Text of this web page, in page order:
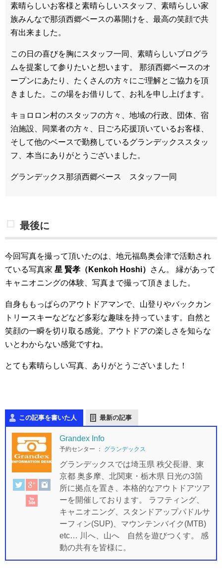
素晴らしいお客様と素晴らしいスタッフ、素晴らしい家
族みんなで那須西郷ベースの幕開けを、最高の笑顔で共
有出来ました。
この日の喜びを胸にスタッフ一同、素晴らしいプログラ
ムを提案して参りたいと想います。
那須西郷ベースのオ
ープンにあたり、たくさんの方々にご理解とご協力を頂
きました。この場をお借りして、お礼を申し上げます。
キョロロン村のスタッフの方々、地域の行政、団体、宿
泊施設、同業者の方々、日ごろ応援頂いているお客様、
そして他のベースで勤務しているグランデックススタッ
フ、本当にありがとうございました。
グランデックス那須西郷ベース スタッフ一同
最後に
今回写真を撮って頂いたのは、地元福島奥会津で活動され
ている写真家 星 賢孝（Kenkoh Hoshi） さん。
縁があって
キャニオニングの体験、写真まで撮って頂きました。
自身ももっぱらのアウトドアマンで、山登りやバックカン
トリースキーなどなど多彩な趣味を持っています。自然と
笑顔の一瞬を切り取る感覚。アウトドアの楽しさを知らな
いとわからない感覚ですね。
とても素晴らしい写真、ありがとうございました！
この記事を書いた人 最新の記事
Grandex Info
予約センター ： グランデックス
グランデックスでは埼玉県 秩父長瀞、東
京都 奥多摩、北関東・栃木県 日光の3箇
所に拠点を置き、本格的なアウトドアツア
ーを開催しております。 ラフティング、
キャニオニング、スタンドアップパドルサ
ーフィン(SUP)、マウンテンバイク(MTB)
etc… 川へ、山へ 自然を遊びつくす。 感
動の共有を皆様に。